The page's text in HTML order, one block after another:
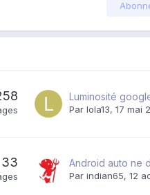
Luminosité
Par lola13, 17 mai
33
Par indian65, 12